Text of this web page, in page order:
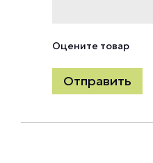
Оцените товар
Отправить